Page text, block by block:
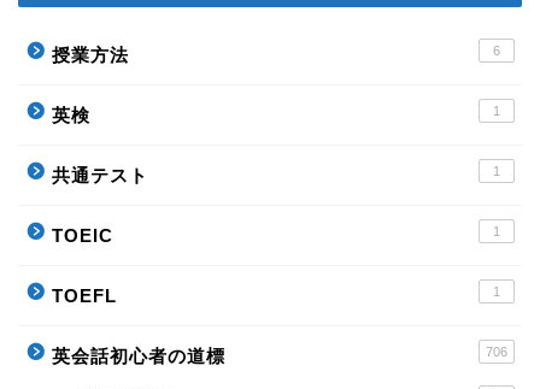
授業方法 6
英検 1
共通テスト 1
TOEIC 1
TOEFL 1
英会話初心者の道標 706